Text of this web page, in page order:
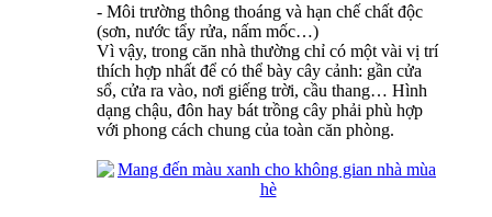
- Môi trường thông thoáng và hạn chế chất độc
(sơn, nước tẩy rửa, nấm mốc…)
Vì vậy, trong căn nhà thường chỉ có một vài vị trí
thích hợp nhất để có thể bày cây cảnh: gần cửa
sổ, cửa ra vào, nơi giếng trời, cầu thang… Hình
dạng chậu, đôn hay bát trồng cây phải phù hợp
với phong cách chung của toàn căn phòng.